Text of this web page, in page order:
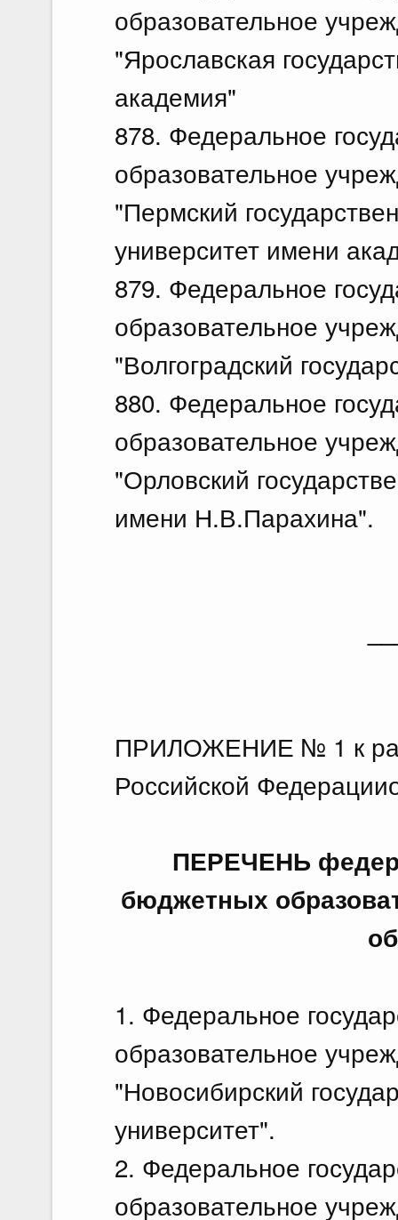
образовательное
"Ярославская
академия"
878. Федеральное
образовательное
"Пермский
университет имени
879. Федеральное
образовательное
"Волгоградский
880. Федеральное
образовательное
"Орловский
имени Н.В.Парахина".
ПРИЛОЖЕНИЕ № 1 к
Российской
ПЕРЕЧЕНЬ
бюджетных
1. Федеральное
образовательное
"Новосибирский
университет".
2. Федеральное
образовательное